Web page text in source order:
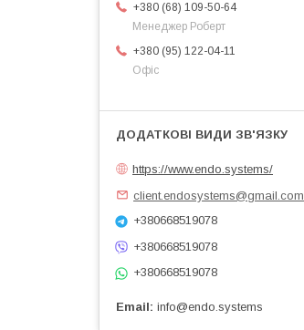
+380 (68) 109-50-64
Менеджер Роберт
+380 (95) 122-04-11
Офіс
https://www.endo.systems/
client.endosystems@gmail.com
+380668519078
+380668519078
+380668519078
Email info@endo.systems